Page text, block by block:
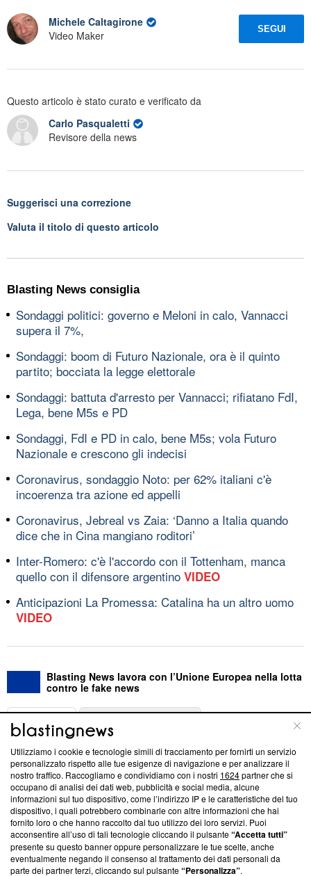
Michele Caltagirone
Video Maker
SEGUI
Questo articolo è stato curato e verificato da
Carlo Pasqualetti
Revisore della news
Suggerisci una correzione
Valuta il titolo di questo articolo
Blasting News consiglia
Sondaggi politici: governo e Meloni in calo, Vannacci
supera il 7%,
Sondaggi: boom di Futuro Nazionale, ora è il quinto
partito; bocciata la legge elettorale
Sondaggi: battuta d'arresto per Vannacci; rifiatano FdI,
Lega, bene M5s e PD
Sondaggi, FdI e PD in calo, bene M5s; vola Futuro
Nazionale e crescono gli indecisi
Coronavirus, sondaggio Noto: per 62% italiani c'è
incoerenza tra azione ed appelli
Coronavirus, Jebreal vs Zaia: ‘Danno a Italia quando
dice che in Cina mangiano roditori’
Inter-Romero: c'è l'accordo con il Tottenham, manca
quello con il difensore argentino VIDEO
Anticipazioni La Promessa: Catalina ha un altro uomo
VIDEO
Blasting News lavora con l’Unione Europea nella lotta
contro le fake news
ABOUT
Questa sezione offre informazioni trasparenti su Blasting
News, sui nostri processi editoriali e su come ci impegniamo a
creare news di qualità. Inoltre, afferma la nostra aderenza a
‘Trust Project - News with Integrity’Blasting News non è
ancora membro del programma, ma ha richiesto di farne
parte; Trust Project non ha ancora effettuato una verifica di
conformità agli standard.
Utilizziamo i cookie e tecnologie simili di tracciamento per fornirti un servizio
personalizzato rispetto alle tue esigenze di navigazione e per analizzare il
nostro traffico. Raccogliamo e condividiamo con i nostri 1624partner che si
occupano di analisi dei dati web, pubblicità e social media, alcune
informazioni sul tuo dispositivo, come l’indirizzo IP e le caratteristiche del tuo
dispositivo, i quali potrebbero combinarle con altre informazioni che hai
fornito loro o che hanno raccolto dal tuo utilizzo dei loro servizi. Puoi
acconsentire all’uso di tali tecnologie cliccando il pulsante“Accetta tutti”
presente su questo banner oppure personalizzare le tue scelte, anche
eventualmente negando il consenso al trattamento dei dati personali da
parte dei partner terzi, cliccando sul pulsante“Personalizza”.